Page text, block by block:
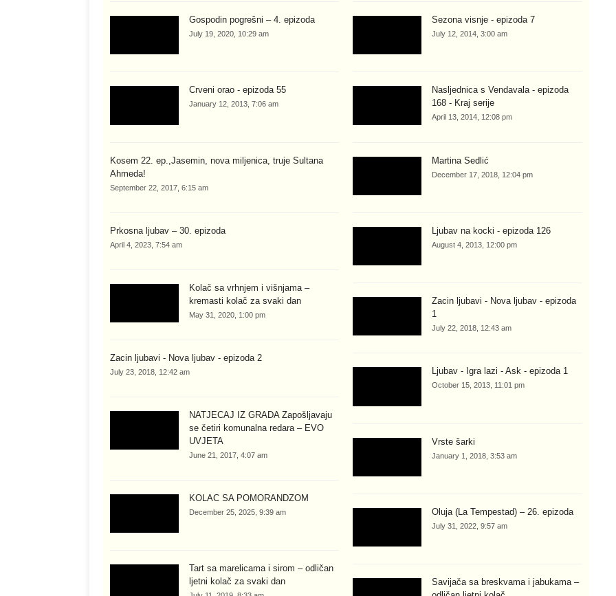
Gospodin pogrešni – 4. epizoda
July 19, 2020, 10:29 am
Crveni orao - epizoda 55
January 12, 2013, 7:06 am
Kosem 22. ep.,Jasemin, nova miljenica, truje Sultana
Ahmeda!
September 22, 2017, 6:15 am
Prkosna ljubav – 30. epizoda
April 4, 2023, 7:54 am
Kolač sa vrhnjem i višnjama –
kremasti kolač za svaki dan
May 31, 2020, 1:00 pm
Zacin ljubavi - Nova ljubav - epizoda 2
July 23, 2018, 12:42 am
NATJEČAJ IZ GRADA Zapošljavaju
se četiri komunalna redara – EVO
UVJETA
June 21, 2017, 4:07 am
KOLAČ SA POMORANDŽOM
December 25, 2025, 9:39 am
Tart sa marelicama i sirom – odličan
ljetni kolač za svaki dan
Sezona visnje - epizoda 7
July 12, 2014, 3:00 am
Nasljednica s Vendavala - epizoda
168 - Kraj serije
April 13, 2014, 12:08 pm
Martina Sedlić
December 17, 2018, 12:04 pm
Ljubav na kocki - epizoda 126
August 4, 2013, 12:00 pm
Zacin ljubavi - Nova ljubav - epizoda
1
July 22, 2018, 12:43 am
Ljubav - Igra lazi - Ask - epizoda 1
October 15, 2013, 11:01 pm
Vrste šarki
January 1, 2018, 3:53 am
Oluja (La Tempestad) – 26. epizoda
July 31, 2022, 9:57 am
Savijača sa breskvama i jabukama –